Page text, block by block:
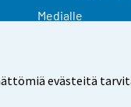
evästeitä
Medialle